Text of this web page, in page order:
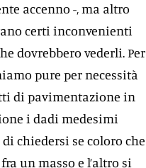
accenno -, ma altro
certi inconvenienti
dovrebbero vederli. Per
pure per necessità
di pavimentazione in
i dadi medesimi
chiedersi se coloro che
un masso e l’altro si